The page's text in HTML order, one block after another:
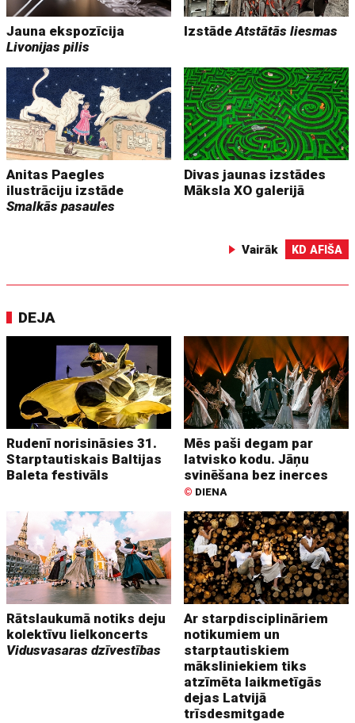
Jauna ekspozīcija
Livonijas pilis
IzstādeAtstātās liesmas
Anitas Paegles
ilustrāciju izstāde
Smalkās pasaules
Divas jaunas izstādes
Māksla XO galerijā
Vairāk KD AFIŠA
DEJA
Rudenī norisināsies 31.
Starptautiskais Baltijas
Baleta festivāls
Mēs paši degam par
latvisko kodu. Jāņu
svinēšana bez inerces
© DIENA
Rātslaukumā notiks deju
kolektīvu lielkoncerts
Vidusvasaras dzīvestības
Ar starpdisciplināriem
notikumiem un
starptautiskiem
māksliniekiem tiks
atzīmēta laikmetīgās
dejas Latvijā
trīsdesmitgade